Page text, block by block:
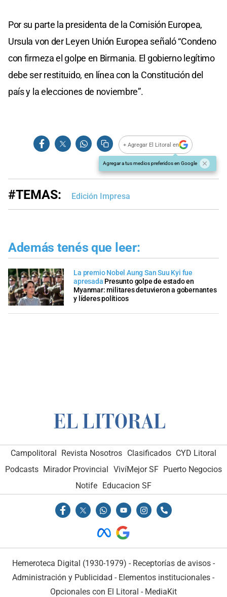
Por su parte la presidenta de la Comisión Europea,
Ursula von der Leyen Unión Europea señaló “Condeno
con firmeza el golpe en Birmania. El gobierno legítimo
debe ser restituido, en línea con la Constitución del
país y la elecciones de noviembre”.
+ Agregar El Litoral en
Agregar a tus medios preferidos en Google
#TEMAS: Edición Impresa
Además tenés que leer:
La premio Nobel Aung San Suu Kyi fue
apresada Presunto golpe de estado en
Myanmar: militares detuvieron a gobernantes
y líderes políticos
Campolitoral Revista Nosotros Clasificados CYD Litoral
Podcasts Mirador Provincial VivíMejor SF Puerto Negocios
Notife Educacion SF
Hemeroteca Digital (1930-1979) - Receptorías de avisos -
Administración y Publicidad - Elementos institucionales -
Opcionales con El Litoral - MediaKit